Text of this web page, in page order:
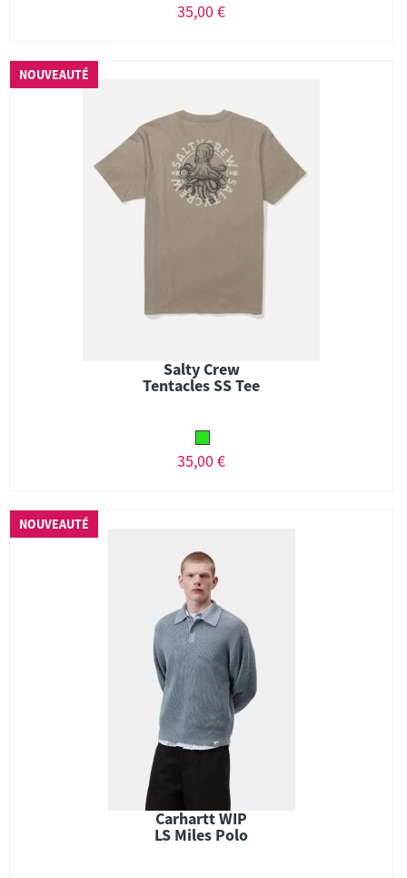
35,00 €
NOUVEAUTÉ
Salty Crew
Tentacles SS Tee
35,00 €
NOUVEAUTÉ
Carhartt WIP
LS Miles Polo